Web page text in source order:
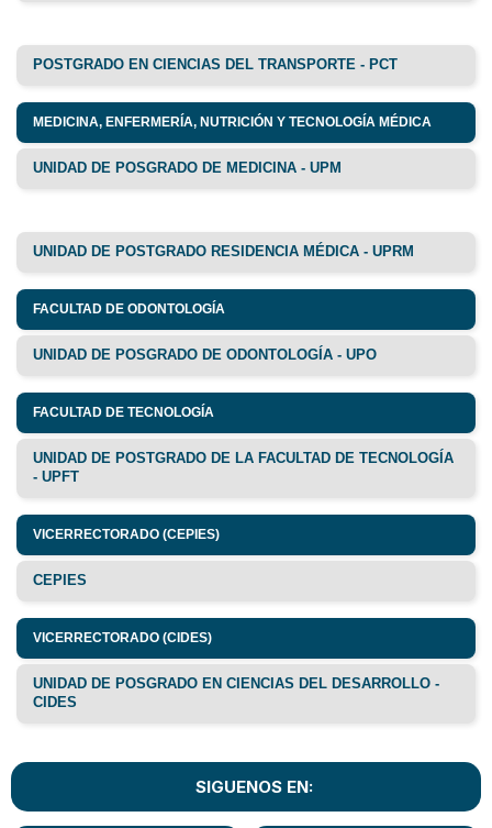
POSTGRADO EN CIENCIAS DEL TRANSPORTE - PCT
MEDICINA, ENFERMERÍA, NUTRICIÓN Y TECNOLOGÍA MÉDICA
UNIDAD DE POSGRADO DE MEDICINA - UPM
UNIDAD DE POSTGRADO RESIDENCIA MÉDICA - UPRM
FACULTAD DE ODONTOLOGÍA
UNIDAD DE POSGRADO DE ODONTOLOGÍA - UPO
FACULTAD DE TECNOLOGÍA
UNIDAD DE POSTGRADO DE LA FACULTAD DE TECNOLOGÍA
- UPFT
VICERRECTORADO (CEPIES)
CEPIES
VICERRECTORADO (CIDES)
UNIDAD DE POSGRADO EN CIENCIAS DEL DESARROLLO -
CIDES
SIGUENOS EN: